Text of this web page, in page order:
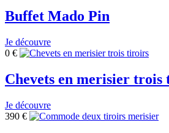
Buffet Mado Pin
Je découvre
0 €
Chevets en merisier
Je découvre
390 €